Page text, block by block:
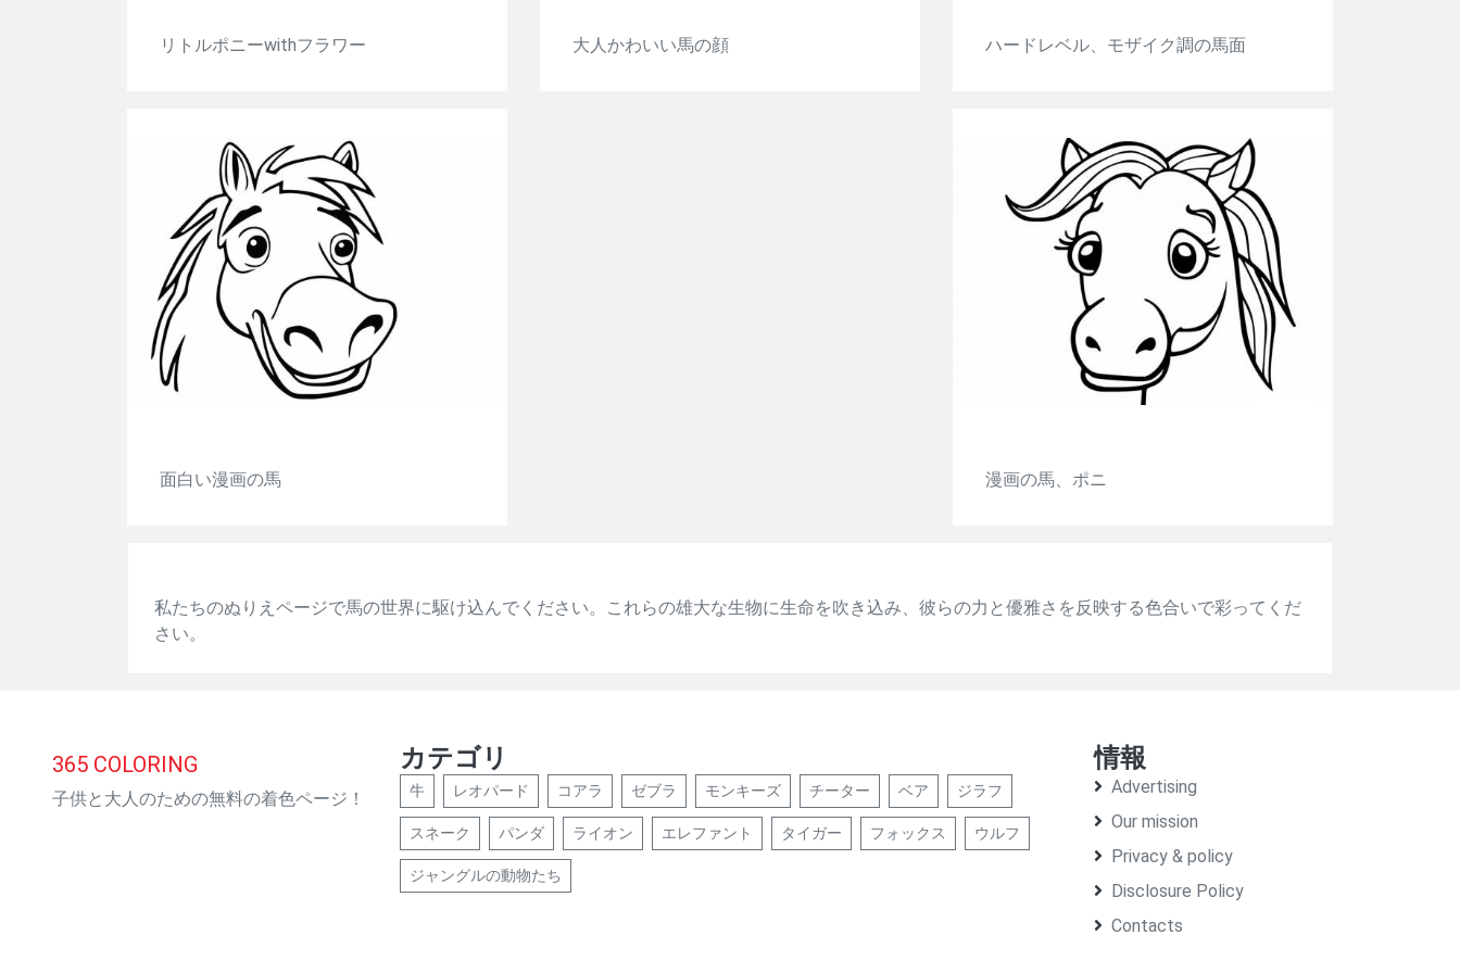
リトルポニーwithフラワー 大人かわいい馬の顔 ハードレベル、モザイク調の馬面
面白い漫画の馬 漫画の馬、ポニ
私たちのぬりえページで馬の世界に駆け込んでください。これらの雄大な生物に生命を吹き込み、彼らの力と優雅さを反映する色合いで彩ってくだ
さい。
365 COLORING
子供と大人のための無料の着色ページ！
カテゴリ
牛 レオパード コアラ ゼブラ モンキーズ チーター ベア ジラフ
スネーク パンダ ライオン エレファント タイガー フォックス ウルフ
ジャングルの動物たち
情報
Advertising
Our mission
Privacy & policy
Disclosure Policy
Contacts